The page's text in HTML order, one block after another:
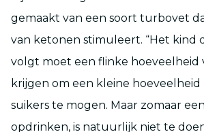
gemaakt van een soort turbovet
van ketonen stimuleert. “Het kind
volgt moet een flinke hoeveelheid
krijgen om een kleine
suikers te mogen. Maar zomaar
opdrinken, is natuurlijk niet te